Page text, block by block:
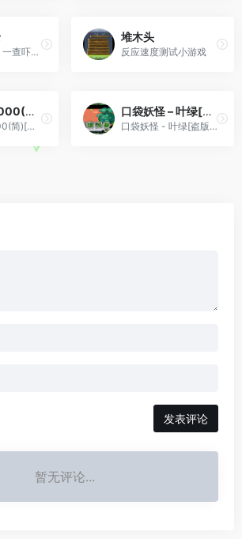
不查不知道，一查吓一跳
堆木头
反应速度测试小游戏
视窗系统2000(简)[三佳](CN)[ETC](4Mb)
视窗系统2000(简)[三佳](CN)[ETC](4Mb)
口袋妖怪 – 叶绿[盗版&Sanchidiantai](简)(JP)(128Mb)
口袋妖怪 - 叶绿[盗版&Sanchidiantai](简)(JP)(128Mb)
发表评论
暂无评论...